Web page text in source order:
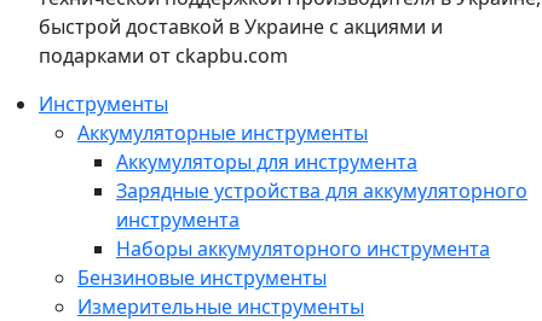
быстрой доставкой в Украине с акциями и
подарками от ckapbu.com
Инструменты
Аккумуляторные инструменты
Аккумуляторы для инструмента
Зарядные устройства для аккумуляторного
инструмента
Наборы аккумуляторного инструмента
Бензиновые инструменты
Измерительные инструменты